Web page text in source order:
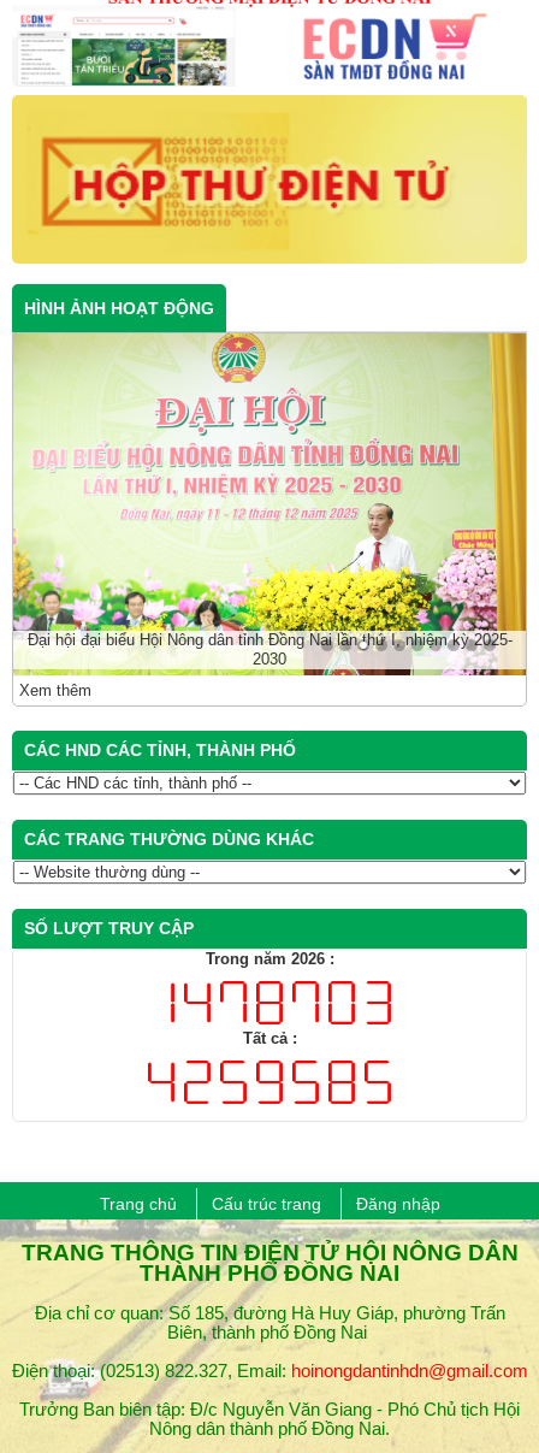
HÌNH ẢNH HOẠT ĐỘNG
Đại hội đại biểu Hội Nông dân tỉnh Đồng Nai lần thứ I, nhiệm kỳ 2025-
2030
Xem thêm
CÁC HND CÁC TỈNH, THÀNH PHỐ
CÁC TRANG THƯỜNG DÙNG KHÁC
SỐ LƯỢT TRUY CẬP
Trong năm 2026 :
Tất cả :
​TRANG THÔNG TIN ĐIỆN TỬ HỘI NÔNG DÂN
THÀNH PHỐ ĐỒNG NAI
Địa chỉ cơ quan: Số 185, đường Hà Huy Giáp, phường Trấn
Biên, thành phố Đồng Nai
Điện thoại: (02513) 822.327, Email: hoinongdantinhdn@gmail.com
Trưởng Ban biên tập: Đ/c Nguyễn Văn Giang - Phó Chủ tịch Hội
Nông dân thành phố ​Đồng Nai.
Mọi thắc mắc, góp ý vui lòng liên hệ: Đ/c Nguyễn Bảo Thái - Phó
trưởng ban biên tập (SĐT: 0913.796.806)